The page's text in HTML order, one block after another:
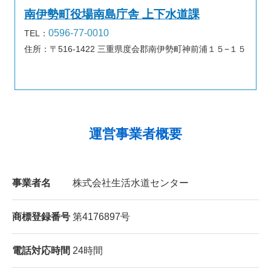
南伊勢町役場南島庁舎 上下水道課
TEL： 0596-77-0010
住所：〒516-1422 三重県度会郡南伊勢町神前浦１５−１５
運営事業者概要
事業者名 株式会社生活水道センター
商標登録番号 第4176897号
電話対応時間 24時間